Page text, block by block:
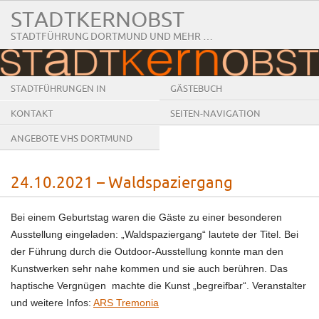
STADTKERNOBST
STADTFÜHRUNG DORTMUND UND MEHR …
STADTFÜHRUNGEN IN
DORTMUND
GÄSTEBUCH
KONTAKT SEITEN-NAVIGATION
ANGEBOTE VHS DORTMUND
24.10.2021 – Waldspaziergang
Bei einem Geburtstag waren die Gäste zu einer besonderen
Ausstellung eingeladen: „Waldspaziergang“ lautete der Titel. Bei
der Führung durch die Outdoor-Ausstellung konnte man den
Kunstwerken sehr nahe kommen und sie auch berühren. Das
haptische Vergnügen machte die Kunst „begreifbar“. Veranstalter
und weitere Infos: ARS Tremonia